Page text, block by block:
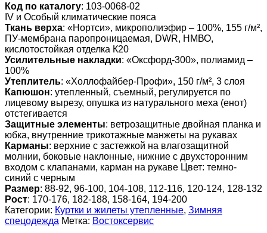
Код по каталогу: 103-0068-02
IV и Особый климатические пояса
Ткань верха: «Нортси», микрополиэфир – 100%, 155 г/м²,
ПУ-мембрана паропроницаемая, DWR, НМВО,
кислотостойкая отделка К20
Усилительные накладки: «Оксфорд-300», полиамид –
100%
Утеплитель: «Холлофайбер-Профи», 150 г/м², 3 слоя
Капюшон: утепленный, съемный, регулируется по
лицевому вырезу, опушка из натурального меха (енот)
отстегивается
Защитные элементы: ветрозащитные двойная планка и
юбка, внутренние трикотажные манжеты на рукавах
Карманы: верхние с застежкой на влагозащитной
молнии, боковые наклонные, нижние с двухсторонним
входом с клапанами, карман на рукаве Цвет: темно-
синий с черным
Размер: 88-92, 96-100, 104-108, 112-116, 120-124, 128-132
Рост: 170-176, 182-188, 158-164, 194-200
Категории: Куртки и жилеты утепленные, Зимняя
спецодежда Метка: Востоксервис